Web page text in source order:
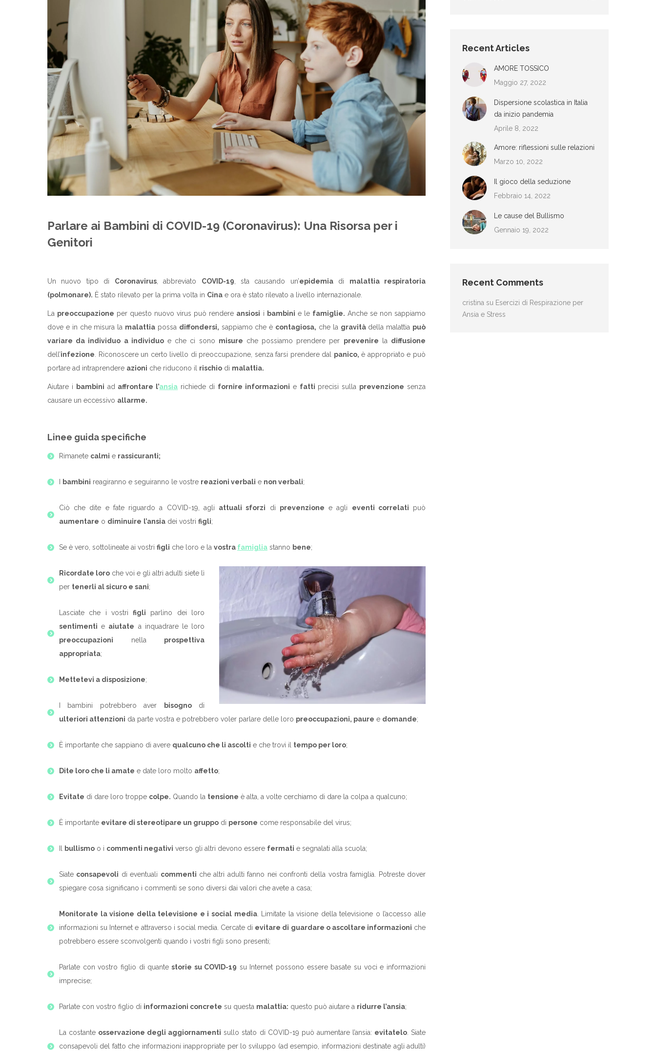
Parlare ai Bambini di COVID-19 (Coronavirus): Una Risorsa per i
Genitori
Un nuovo tipo di Coronavirus, abbreviato COVID-19, sta causando un’epidemiadi malattia respiratoria
(polmonare). È stato rilevato per la prima volta in Cina e ora è stato rilevato a livello internazionale.
La preoccupazione per questo nuovo virus può rendere ansiosi i bambini e le famiglie. Anche se non sappiamo
dove e in che misura la malattia possa diffondersi, sappiamo che è contagiosa, che la gravitàdella malattia può
variare da individuo a individuoe che ci sono misure che possiamo prendere per prevenire la diffusione
dell’infezione. Riconoscere un certo livello di preoccupazione, senza farsi prendere dal panico, è appropriato e può
portare ad intraprendere azioni che riducono il rischio di malattia.
Aiutare i bambini ad affrontare l’ansia richiede di fornire informazioni e fatti precisi sulla prevenzione senza
causare un eccessivo allarme.
Linee guida specifiche
Rimanete calmi e rassicuranti;
bambini reagiranno e seguiranno le vostre reazioni verbali e non verbali;
Ciò che dite e fate riguardo a COVID-19, agli attuali sforzi di prevenzione e agli eventi correlati può
aumentare o diminuire l’ansia dei vostri figli;
Se è vero, sottolineate ai vostri figli che loro e la vostra famiglia stanno bene;
Ricordate loro che voi e gli altri adulti siete lì
per tenerli al sicuro e sani;
Lasciate che i vostrifigli parlino dei loro
sentimenti e aiutate a inquadrare le loro
preoccupazioni nella prospettiva
appropriata;
Mettetevi a disposizione;
I bambini potrebbero aver bisognodi
ulteriori attenzioni da parte vostra e potrebbero voler parlare delle loro preoccupazioni, paure e domande;
È importante che sappiano di avere qualcuno che li ascolti e che trovi il tempo per loro;
Dite loro che li amate e date loro molto affetto;
Evitate di dare loro troppe colpe. Quando la tensione è alta, a volte cerchiamo di dare la colpa a qualcuno;
È importante evitare di stereotipare un gruppo di persone come responsabile del virus;
Il bullismo o i commenti negativi verso gli altri devono essere fermati e segnalati alla scuola;
Siate consapevoli di eventuali commenti che altri adulti fanno nei confronti della vostra famiglia. Potreste dover
spiegare cosa significano i commenti se sono diversi dai valori che avete a casa;
Monitorate la visione della televisione e i social media. Limitate la visione della televisione o l’accesso alle
informazioni su Internet e attraverso i social media. Cercate di evitare di guardare o ascoltare informazioni che
potrebbero essere sconvolgenti quando i vostri figli sono presenti;
Parlate con vostro figlio di quante storie su COVID-19 su Internet possono essere basate su voci e informazioni
imprecise;
Parlate con vostro figlio di informazioni concrete su questa malattia: questo può aiutare a ridurre l’ansia;
La costante osservazione degli aggiornamenti sullo stato di COVID-19 può aumentare l’ansia: evitatelo. Siate
consapevoli del fatto che informazioni inappropriate per lo sviluppo (ad esempio, informazioni destinate agli adulti)
Recent Articles
AMORE TOSSICO
Maggio 27, 2022
Dispersione scolastica in Italia
da inizio pandemia
Aprile 8, 2022
Amore: riflessioni sulle relazioni
Marzo 10, 2022
Il gioco della seduzione
Febbraio 14, 2022
Le cause del Bullismo
Gennaio 19, 2022
Recent Comments
cristina su Esercizi di Respirazione per
Ansia e Stress